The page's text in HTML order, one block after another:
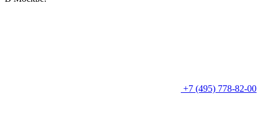
+7 (495) 778-82-00